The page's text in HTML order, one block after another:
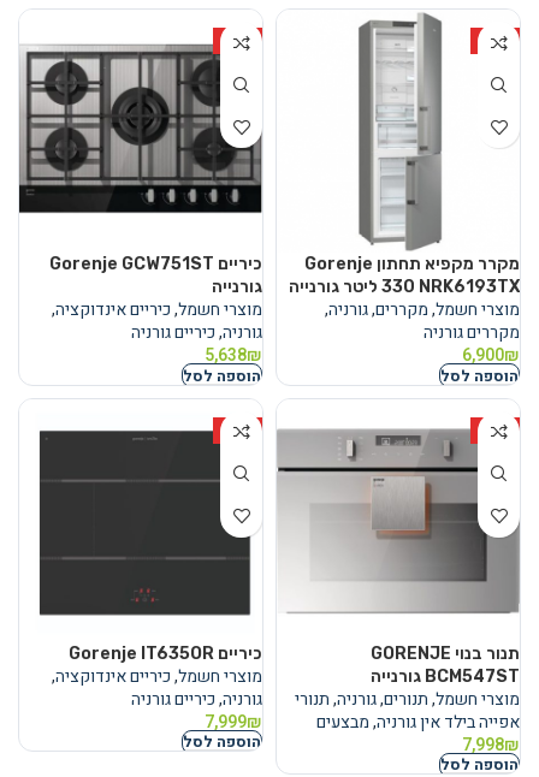
HOT
מקרר ‏מקפיא תחתון Gorenje
NRK6193TX ‏330 ‏ליטר גורנייה
מוצרי חשמל,מקררים,גורניה,
מקררים גורניה
6,900₪
הוספה לסל
HOT
כיריים Gorenje GCW751ST
גורנייה
מוצרי חשמל,כיריים אינדוקציה,
גורניה,כיריים גורניה
5,638₪
הוספה לסל
HOT
תנור בנוי GORENJE
BCM547ST גורנייה
מוצרי חשמל,תנורים,גורניה,תנורי
אפייה בילד אין גורניה,מבצעים
7,998₪
הוספה לסל
HOT
כיריים Gorenje IT635OR
מוצרי חשמל,כיריים אינדוקציה,
גורניה,כיריים גורניה
7,999₪
הוספה לסל